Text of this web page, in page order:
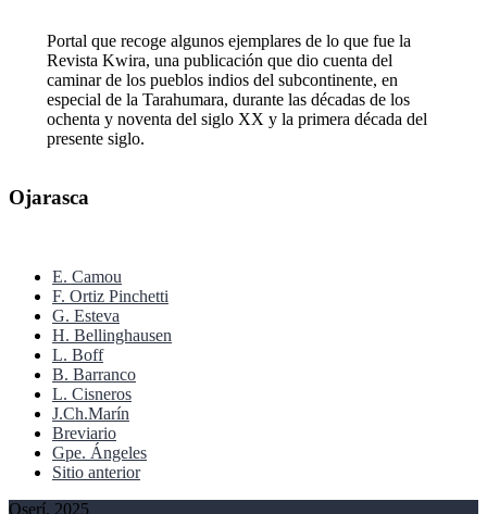
Portal que recoge algunos ejemplares de lo que fue la
Revista Kwira, una publicación que dio cuenta del
caminar de los pueblos indios del subcontinente, en
especial de la Tarahumara, durante las décadas de los
ochenta y noventa del siglo XX y la primera década del
presente siglo.
Ojarasca
E. Camou
F. Ortiz Pinchetti
G. Esteva
H. Bellinghausen
L. Boff
B. Barranco
L. Cisneros
J.Ch.Marín
Breviario
Gpe. Ángeles
Sitio anterior
Oserí, 2025